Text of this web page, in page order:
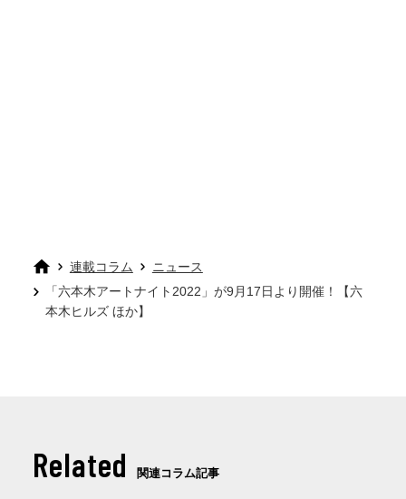
連載コラム
ニュース
「六本木アートナイト2022」が9月17日より開催！【六
本木ヒルズ ほか】
Related 関連コラム記事